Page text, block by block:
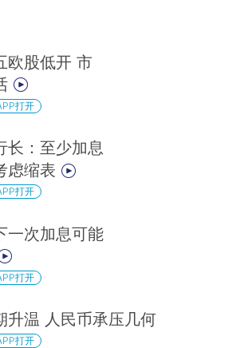
欧股低开 市
打开
长：至少加息
虑缩表
打开
一次加息可能
打开
升温 人民币承压几何
打开